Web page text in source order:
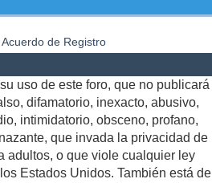
Acuerdo de Registro
uso de este foro, que no publicará
difamatorio, inexacto, abusivo,
intimidatorio, obsceno, profano,
que invada la privacidad de
adultos, o que viole cualquier ley
Estados Unidos. También está de